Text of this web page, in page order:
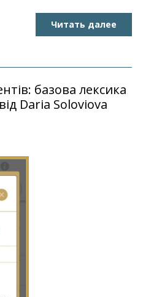
Читать далее
базова лексика
Daria Soloviova